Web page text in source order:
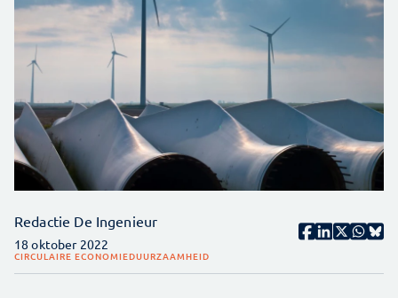
Redactie De Ingenieur
18 oktober 2022
CIRCULAIRE ECONOMIEDUURZAAMHEID